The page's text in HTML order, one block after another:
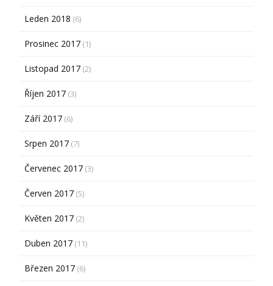
Leden 2018 (6)
Prosinec 2017 (1)
Listopad 2017 (2)
Říjen 2017 (3)
Září 2017 (6)
Srpen 2017 (7)
Červenec 2017 (3)
Červen 2017 (5)
Květen 2017 (2)
Duben 2017 (11)
Březen 2017 (6)